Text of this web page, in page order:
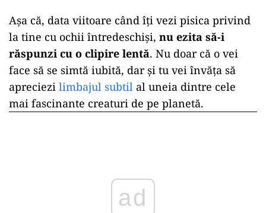
Așa că, data viitoare când îți vezi pisica privind
la tine cu ochii întredeschiși, nu ezita să-i
răspunzi cu o clipire lentă. Nu doar că o vei
face să se simtă iubită, dar și tu vei învăța să
apreciezi limbajul subtil al uneia dintre cele
mai fascinante creaturi de pe planetă.
ad